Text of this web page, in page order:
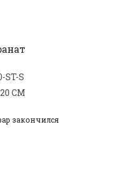
ST-S
СМ
закончился